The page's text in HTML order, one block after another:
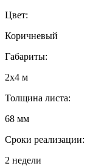
Цвет:
Коричневый
Габариты:
2х4 м
Толщина листа:
68 мм
Сроки реализации:
2 недели